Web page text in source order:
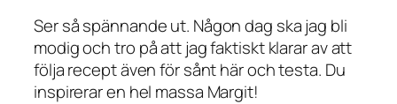
Ser så spännande ut. Någon dag ska jag bli
modig och tro på att jag faktiskt klarar av att
följa recept även för sånt här och testa. Du
inspirerar en hel massa Margit!